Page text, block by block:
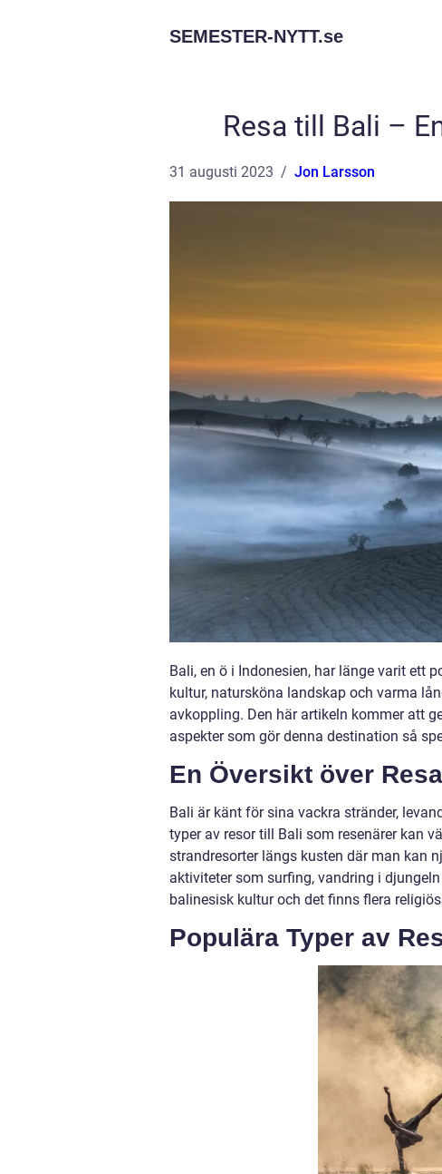
SEMESTER-NYTT.se
Resa till Bali –
31 augusti 2023 Jon Larsson
Bali, en ö i Indonesien, har länge varit ett
kultur, natursköna landskap och varma
avkoppling. Den här artikeln kommer att
aspekter som gör denna destination så
En Översikt över
Bali är känt för sina vackra stränder,
typer av resor till Bali som resenärer kan
strandresorter längs kusten där man kan
aktiviteter som surfing, vandring i
balinesisk kultur och det finns flera
Populära Typer av